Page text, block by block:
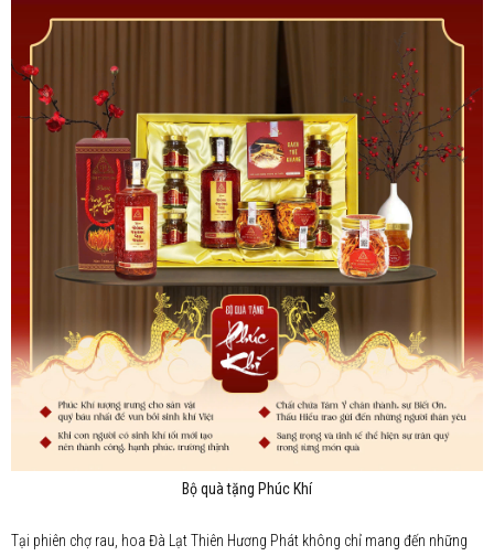
Bộ quà tặng Phúc Khí
Tại phiên chợ rau, hoa Đà Lạt Thiên Hương Phát không chỉ mang đến những